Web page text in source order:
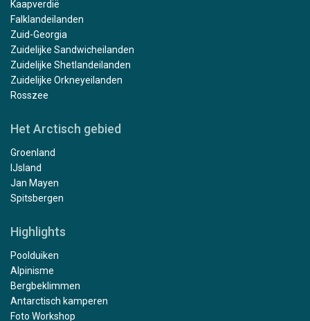
Kaapverdië
Falklandeilanden
Zuid-Georgia
Zuidelijke Sandwicheilanden
Zuidelijke Shetlandeilanden
Zuidelijke Orkneyeilanden
Rosszee
Het Arctisch gebied
Groenland
IJsland
Jan Mayen
Spitsbergen
Highlights
Poolduiken
Alpinisme
Bergbeklimmen
Antarctisch kamperen
Foto Workshop